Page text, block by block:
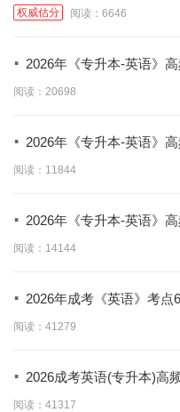
权威估分 阅读：6646
· 2026年《专升本-英语》高
阅读：20698
· 2026年《专升本-英语》高
阅读：11844
· 2026年《专升本-英语》高
阅读：14144
· 2026年成考《英语》考点
阅读：41279
· 2026成考英语(专升本)高
阅读：41317